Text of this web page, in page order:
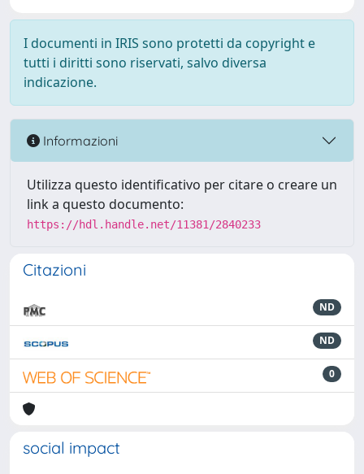
I documenti in IRIS sono protetti da copyright e
tutti i diritti sono riservati, salvo diversa
indicazione.
Informazioni
Utilizza questo identificativo per citare o creare un
link a questo documento:
https://hdl.handle.net/11381/2840233
Citazioni
ND
ND
0
social impact